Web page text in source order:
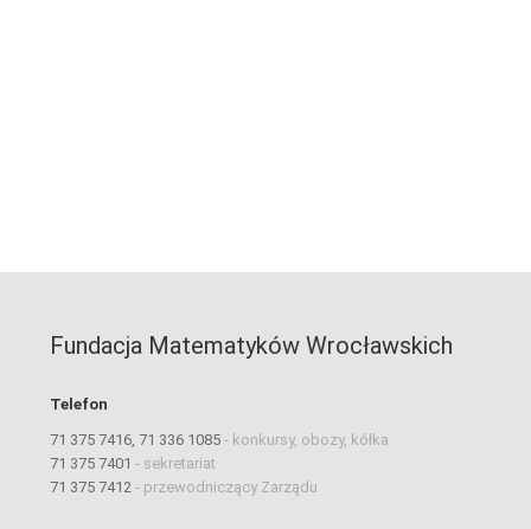
Fundacja Matematyków Wrocławskich
Telefon
71 375 7416, 71 336 1085 - konkursy, obozy, kółka
71 375 7401 - sekretariat
71 375 7412 - przewodniczący Zarządu